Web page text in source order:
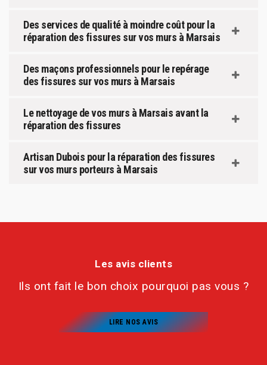
Des services de qualité à moindre coût pour la
réparation des fissures sur vos murs à Marsais
Des maçons professionnels pour le repérage
des fissures sur vos murs à Marsais
Le nettoyage de vos murs à Marsais avant la
réparation des fissures
Artisan Dubois pour la réparation des fissures
sur vos murs porteurs à Marsais
Les avis clients
Ils ont fait le bon choix pourquoi pas vous ?
LIRE NOS AVIS